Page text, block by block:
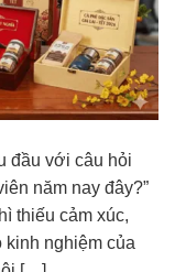
đầu với câu hỏi
năm nay đây?”
thiếu cảm xúc,
nghiệm của